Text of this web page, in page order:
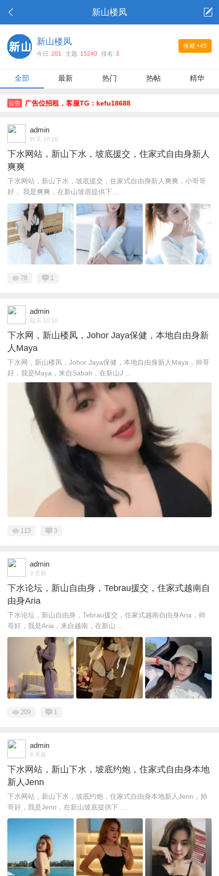
新山楼凤
收藏 +45
新山楼凤
今日: 201 主题: 15240 排名: 3
全部 最新 热门 热帖 精华
公告 广告位招租，客服TG：kefu18688
admin
昨天 10:10
下水网站，新山下水，坡底援交，住家式自由身新人
爽爽
下水网站，新山下水，坡底援交，住家式自由身新人爽爽，小哥哥
好， 我是爽爽，在新山坡底提供下 ...
78 1
admin
前天 10:10
下水网，新山楼凤，Johor Jaya保健，本地自由身新
人Maya
下水网，新山楼凤，Johor Jaya保健，本地自由身新人Maya，帅哥
好，我是Maya，来自Sabah，在新山J ...
113 3
admin
3 天前
下水论坛，新山自由身，Tebrau援交，住家式越南自
由身Aria
下水论坛，新山自由身，Tebrau援交，住家式越南自由身Aria，帅
哥好，我是Aria，来自越南，在新山 ...
209 1
admin
4 天前
下水网站，新山下水，坡底约炮，住家式自由身本地
新人Jenn
下水网站，新山下水，坡底约炮，住家式自由身本地新人Jenn，帅
哥好，我是Jenn，在新山坡底提供下 ...